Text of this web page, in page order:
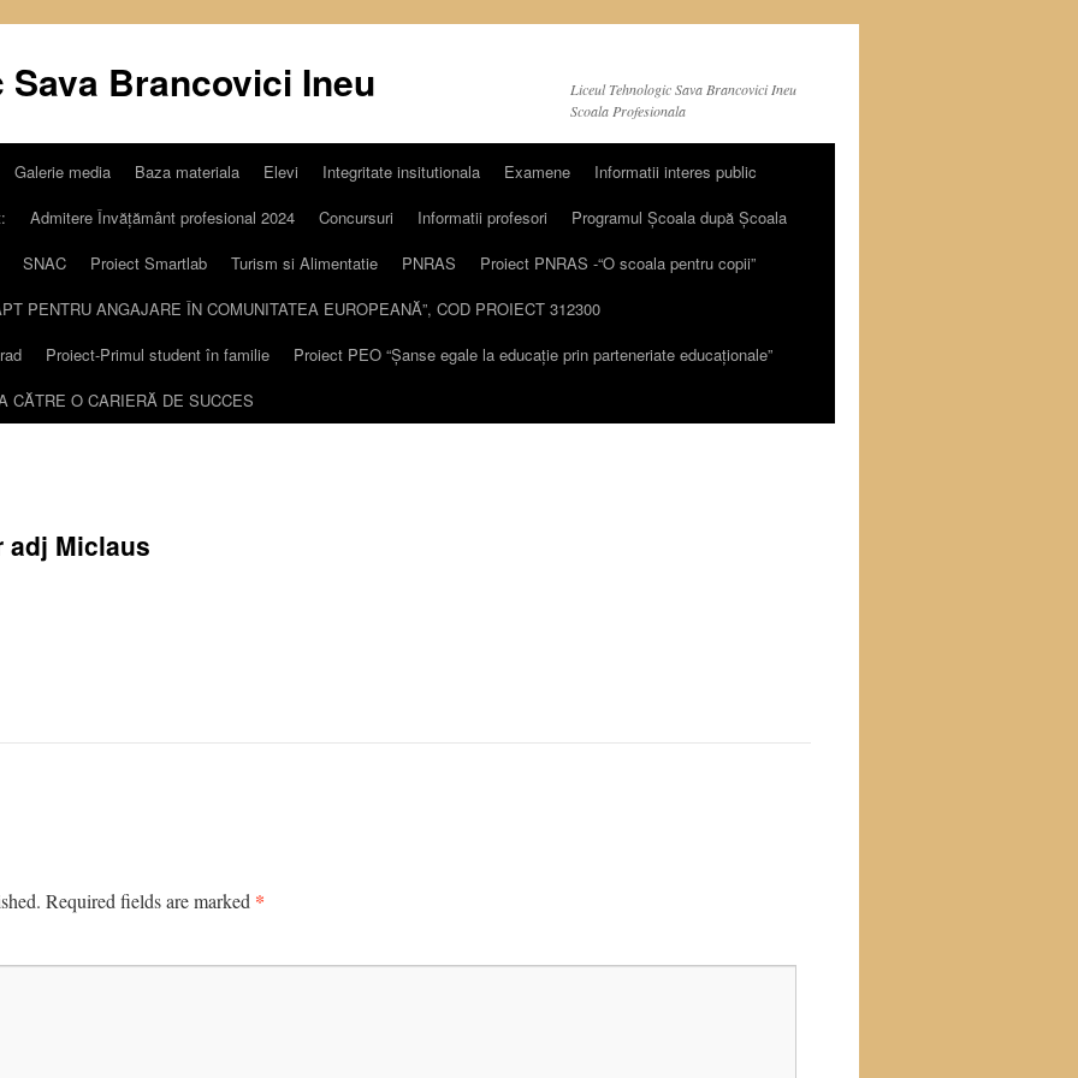
Brancovici Ineu
Liceul Tehnologic Sava Brancovici Ineu
Scoala Profesionala
Galerie media Baza materiala Elevi Integritate insitutionala Examene
Informatii interes public
Admitere Învățământ profesional 2024 Concursuri Informatii profesori
Programul Școala după Școala
SNAC Proiect Smartlab Turism si Alimentatie PNRAS
Proiect PNRAS -“O scoala pentru copii”
PENTRU ANGAJARE ÎN COMUNITATEA EUROPEANĂ”, COD PROIECT 312300
Proiect-Primul student în familie
Proiect PEO “Șanse egale la educație prin parteneriate educaționale”
CĂTRE O CARIERĂ DE SUCCES
adj Miclaus
Required fields are marked *